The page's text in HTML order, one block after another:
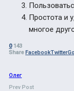
Простота и
многое
0 143
Share FacebookTwitter
Олег
Prev Post